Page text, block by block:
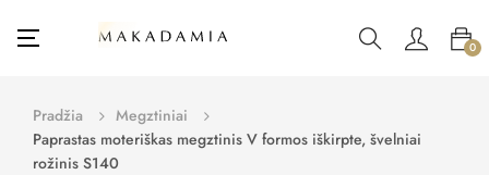
Toggle
☰ 0
Pradžia
Megztiniai
Paprastas moteriškas megztinis V formos iškirpte, švelniai
rožinis S140